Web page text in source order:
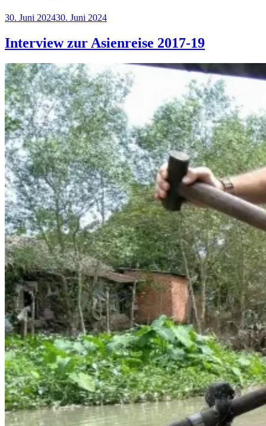
Veröffentlicht
30. Juni 202430. Juni 2024
Interview zur Asienreise 2017-19